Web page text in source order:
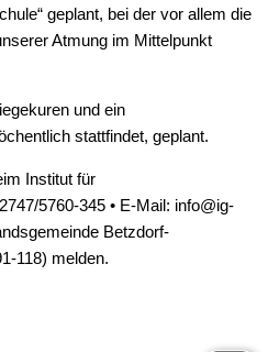
geplant, bei der vor allem die
Atmung im Mittelpunkt
und ein
stattfindet, geplant.
Institut für
5760-345 • E-Mail: info@ig-
Betzdorf-
118) melden.